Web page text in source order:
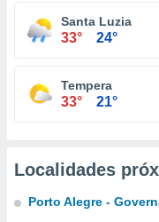
Santa Luzia
33° 24°
Tempera
33° 21°
Localidades
Porto Alegre -